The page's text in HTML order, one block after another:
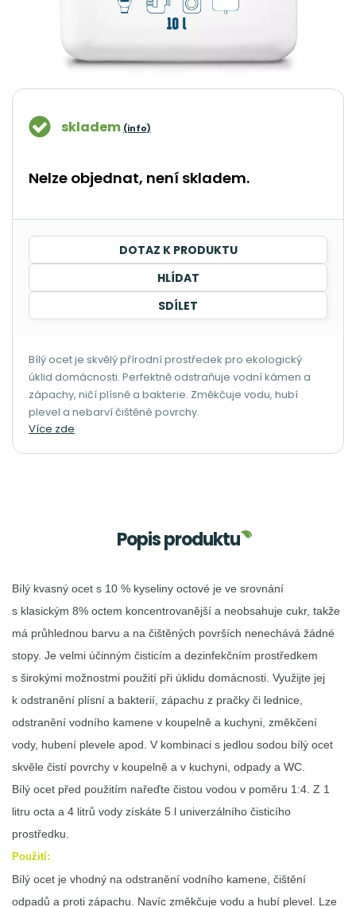
skladem (info)
Nelze objednat, není skladem.
DOTAZ K PRODUKTU
HLÍDAT
SDÍLET
Bílý ocet je skvělý přírodní prostředek pro ekologický
úklid domácnosti. Perfektně odstraňuje vodní kámen a
zápachy, ničí plísně a bakterie. Změkčuje vodu, hubí
plevel a nebarví čištěné povrchy.
Více zde
Popis produktu
Bílý kvasný ocet s 10 % kyseliny octové je ve srovnání
s klasickým 8% octem koncentrovanější a neobsahuje cukr, takže
má průhlednou barvu a na čištěných površích nenechává žádné
stopy. Je velmi účinným čisticím a dezinfekčním prostředkem
s širokými možnostmi použití při úklidu domácnosti. Využijte jej
k odstranění plísní a bakterií, zápachu z pračky či lednice,
odstranění vodního kamene v koupelně a kuchyni, změkčení
vody, hubení plevele apod. V kombinaci s jedlou sodou bílý ocet
skvěle čistí povrchy v koupelně a v kuchyni, odpady a WC.
Bílý ocet před použitím nařeďte čistou vodou v poměru 1:4. Z 1
litru octa a 4 litrů vody získáte 5 l univerzálního čisticího
prostředku.
Použití:
Bílý ocet je vhodný na odstranění vodního kamene, čištění
odpadů a proti zápachu. Navíc změkčuje vodu a hubí plevel. Lze